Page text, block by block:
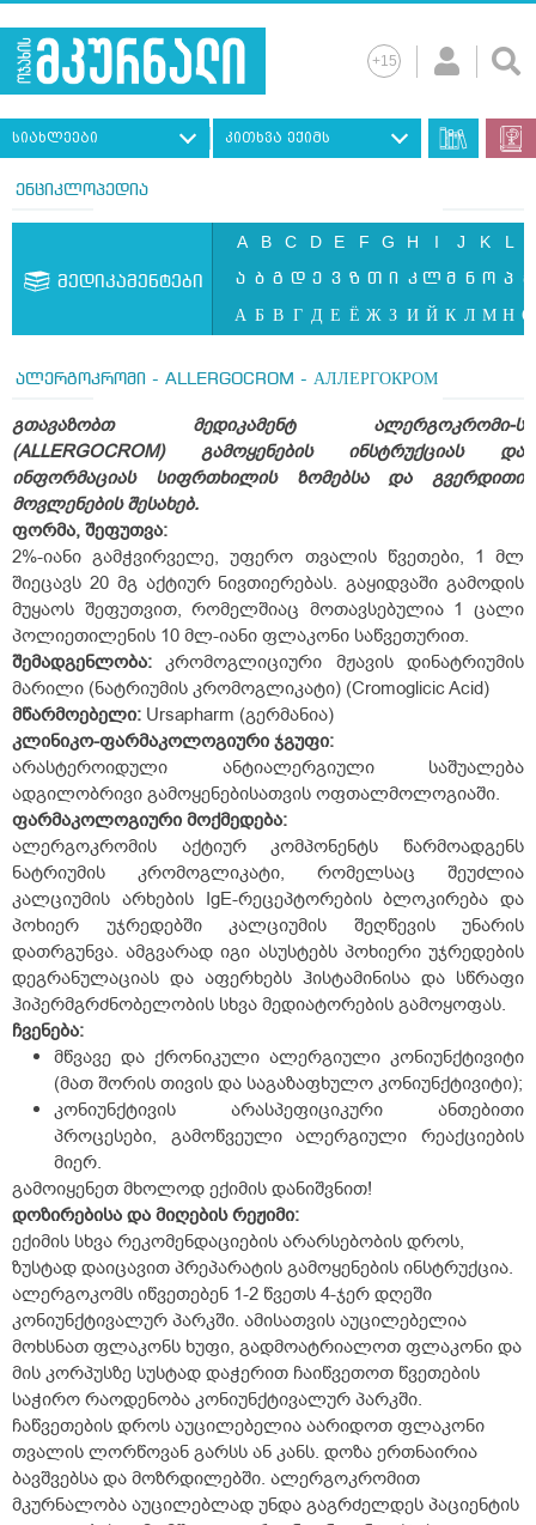
სიახლეები კითხვა ექიმს
ენციკლოპედია
მედიკამენტები
A B C D E F G H I J K L
ა ბ გ დ ე ვ ზ თ ი კ ლ მ ნ ო პ ჟ
А Б В Г Д Е Ё Ж З И Й К Л М Н О
ალერგოკრომი - ALLERGOCROM - АЛЛЕРГОКРОМ
გთავაზობთ მედიკამენტ ალერგოკრომი-ს
(ALLERGOCROM) გამოყენების ინსტრუქციას და
ინფორმაციას სიფრთხილის ზომებსა და გვერდითი
მოვლენების შესახებ.
ფორმა, შეფუთვა:
2%-იანი გამჭვირველე, უფერო თვალის წვეთები, 1 მლ
შიეცავს 20 მგ აქტიურ ნივთიერებას. გაყიდვაში გამოდის
მუყაოს შეფუთვით, რომელშიაც მოთავსებულია 1 ცალი
პოლიეთილენის 10 მლ-იანი ფლაკონი საწვეთურით.
შემადგენლობა: კრომოგლიციური მჟავის დინატრიუმის
მარილი (ნატრიუმის კრომოგლიკატი) (Cromoglicic Acid)
მწარმოებელი: Ursapharm (გერმანია)
კლინიკო-ფარმაკოლოგიური ჯგუფი:
არასტეროიდული ანტიალერგიული საშუალება
ადგილობრივი გამოყენებისათვის ოფთალმოლოგიაში.
ფარმაკოლოგიური მოქმედება:
ალერგოკრომის აქტიურ კომპონენტს წარმოადგენს
ნატრიუმის კრომოგლიკატი, რომელსაც შეუძლია
კალციუმის არხების IgE-რეცეპტორების ბლოკირება და
პოხიერ უჯრედებში კალციუმის შეღწევის უნარის
დათრგუნვა. ამგვარად იგი ასუსტებს პოხიერი უჯრედების
დეგრანულაციას და აფერხებს ჰისტამინისა და სწრაფი
ჰიპერმგრძნობელობის სხვა მედიატორების გამოყოფას.
ჩვენება:
მწვავე და ქრონიკული ალერგიული კონიუნქტივიტი
(მათ შორის თივის და საგაზაფხულო კონიუნქტივიტი);
კონიუნქტივის არასპეფიციკური ანთებითი
პროცესები, გამოწვეული ალერგიული რეაქციების
მიერ.
გამოიყენეთ მხოლოდ ექიმის დანიშვნით!
დოზირებისა და მიღების რეჟიმი:
ექიმის სხვა რეკომენდაციების არარსებობის დროს,
ზუსტად დაიცავით პრეპარატის გამოყენების ინსტრუქცია.
ალერგოკომს იწვეთებენ 1-2 წვეთს 4-ჯერ დღეში
კონიუნქტივალურ პარკში. ამისათვის აუცილებელია
მოხსნათ ფლაკონს ხუფი, გადმოატრიალოთ ფლაკონი და
მის კორპუსზე სუსტად დაჭერით ჩაიწვეთოთ წვეთების
საჭირო რაოდენობა კონიუნქტივალურ პარკში.
ჩაწვეთების დროს აუცილებელია აარიდოთ ფლაკონი
თვალის ლორწოვან გარსს ან კანს. დოზა ერთნაირია
ბავშვებსა და მოზრდილებში. ალერგოკრომით
მკურნალობა აუცილებლად უნდა გაგრძელდეს პაციენტის